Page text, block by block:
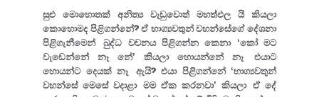
සුළු මොහොතක් අනිත්‍ය වැඩුවොත් මහත්ඵල යි කියලා
කොහොමද පිළිගන්නේ? ඒ භාග්‍යවතුන් වහන්සේගේ දේශනා
පිළිගැනීමෙන්. බුද්ධ වචනය පිළිගන්න කෙනා ‘කෝ මට
වැඩෙන්නේ නෑ නේ’ කියලා හොයන්නේ නෑ. එයාට
හොයන්ට දෙයක් නෑ. ඇයි? එයා පිළිගන්නේ ‘භාග්‍යවතුන්
වහන්සේ මෙසේ වදාළා. මම ඒක කරනවා’ කියලා. ඒ දේ